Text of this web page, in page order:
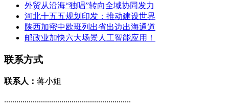
外贸从沿海“独唱”转向全域协同发力
河北十五五规划印发：推动建设世界
陕西加密中欧班列出省出边出海通道
邮政业加快六大场景人工智能应用！
联系方式
联系人： 蒋小姐
..............................................................